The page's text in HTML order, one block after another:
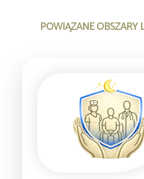
POWIĄZANE OBSZARY